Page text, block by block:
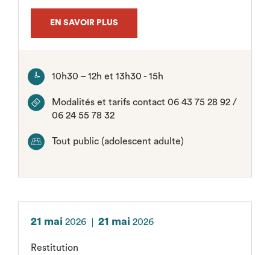
EN SAVOIR PLUS
10h30 – 12h et 13h30 - 15h
Modalités et tarifs contact 06 43 75 28 92 /
06 24 55 78 32
Tout public (adolescent adulte)
21 mai 2026 21 mai 2026
Restitution